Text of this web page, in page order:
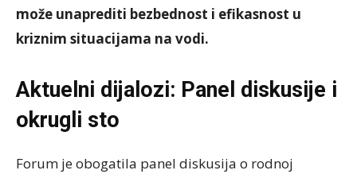
može unaprediti bezbednost i efikasnost u
kriznim situacijama na vodi.
Aktuelni dijalozi: Panel diskusije i
okrugli sto
Forum je obogatila panel diskusija o rodnoj